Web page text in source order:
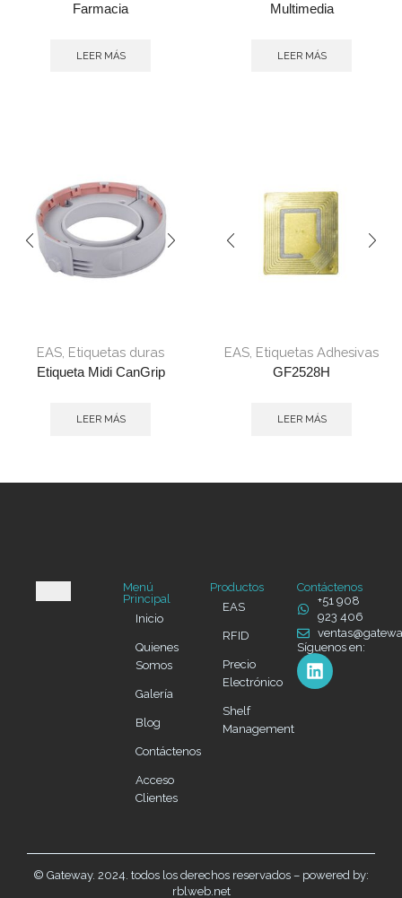
Farmacia
LEER MÁS
Multimedia
LEER MÁS
EAS Etiquetas duras
Etiqueta Midi CanGrip
LEER MÁS
EAS Etiquetas Adhesivas
GF2528H
LEER MÁS
Menú
Principal
Inicio
Quienes
Somos
Galería
Blog
Contáctenos
Acceso
Clientes
Productos
EAS
RFID
Precio
Electrónico
Shelf
Management
Contáctenos
+51 908
923 406
Síguenos en:
© Gateway. 2024. todos los derechos reservados – powered by:
rblweb.net